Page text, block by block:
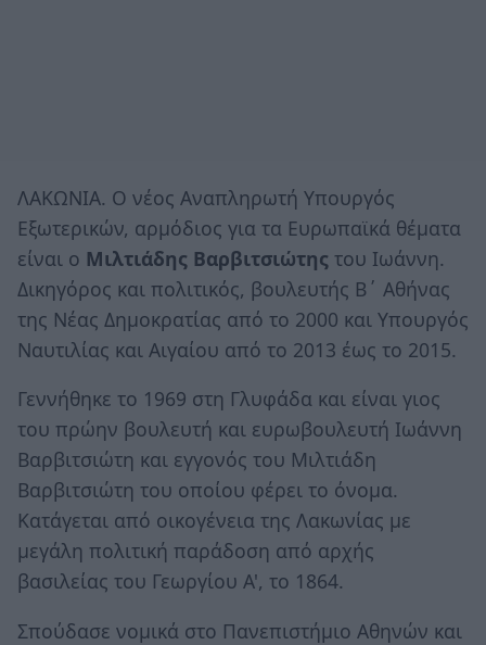
ΛΑΚΩΝΙΑ. Ο νέος Αναπληρωτή Υπουργός
Εξωτερικών, αρμόδιος για τα Ευρωπαϊκά θέματα
είναι ο Μιλτιάδης Βαρβιτσιώτης του Ιωάννη.
Δικηγόρος και πολιτικός, βουλευτής Β΄ Αθήνας
της Νέας Δημοκρατίας από το 2000 και Υπουργός
Ναυτιλίας και Αιγαίου από το 2013 έως το 2015.
Γεννήθηκε το 1969 στη Γλυφάδα και είναι γιος
του πρώην βουλευτή και ευρωβουλευτή Ιωάννη
Βαρβιτσιώτη και εγγονός του Μιλτιάδη
Βαρβιτσιώτη του οποίου φέρει το όνομα.
Κατάγεται από οικογένεια της Λακωνίας με
μεγάλη πολιτική παράδοση από αρχής
βασιλείας του Γεωργίου Α', το 1864.
Σπούδασε νομικά στο Πανεπιστήμιο Αθηνών και